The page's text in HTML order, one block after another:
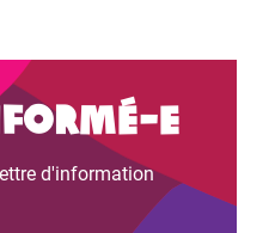
e
d'information